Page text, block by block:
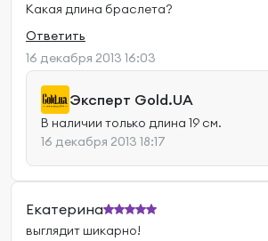
Какая длина браслета?
Ответить
16 декабря 2013 16:03
Эксперт Gold.UA
В наличии только длина 19 см.
16 декабря 2013 18:17
Екатерина
выглядит шикарно!